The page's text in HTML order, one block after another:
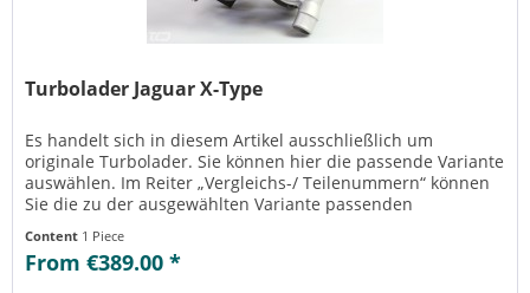
Turbolader Jaguar X-Type
Es handelt sich in diesem Artikel ausschließlich um
originale Turbolader. Sie können hier die passende Variante
auswählen. Im Reiter „Vergleichs-/ Teilenummern“ können
Sie die zu der ausgewählten Variante passenden
Content 1 Piece
From €389.00 *